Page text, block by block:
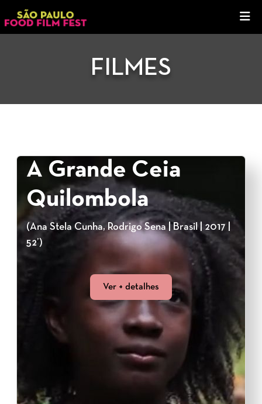
FILMES
A Grande Ceia
Quilombola
(Ana Stela Cunha, Rodrigo Sena | Brasil | 2017 |
52’)
Ver + detalhes